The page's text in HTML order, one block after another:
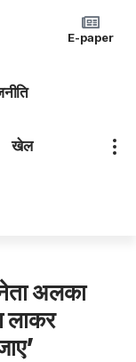
E-paper
खेल
अलका
लाकर